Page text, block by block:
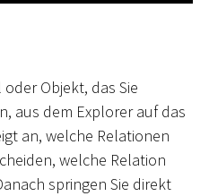
Objekt, das Sie
aus dem Explorer auf das
an, welche Relationen
welche Relation
springen Sie direkt